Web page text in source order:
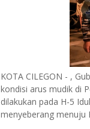
KOTA CILEGON - ,
kondisi arus mudik di
dilakukan pada H-5
menyeberang menuju